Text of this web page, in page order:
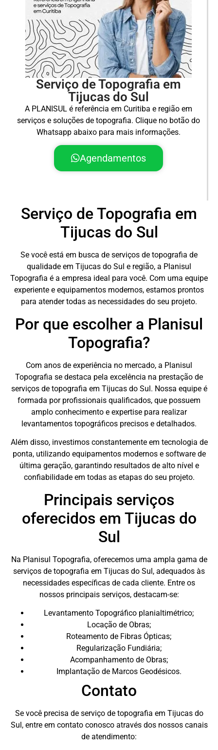
Serviço de Topografia em
Tijucas do Sul
A PLANISUL é referência em Curitiba e região em
serviços e soluções de topografia. Clique no botão do
Whatsapp abaixo para mais informações.
Agendamentos
Serviço de Topografia em
Tijucas do Sul
Se você está em busca de serviços de topografia de
qualidade em Tijucas do Sul e região, a Planisul
Topografia é a empresa ideal para você. Com uma equipe
experiente e equipamentos modernos, estamos prontos
para atender todas as necessidades do seu projeto.
Por que escolher a Planisul
Topografia?
Com anos de experiência no mercado, a Planisul
Topografia se destaca pela excelência na prestação de
serviços de topografia em Tijucas do Sul. Nossa equipe é
formada por profissionais qualificados, que possuem
amplo conhecimento e expertise para realizar
levantamentos topográficos precisos e detalhados.
Além disso, investimos constantemente em tecnologia de
ponta, utilizando equipamentos modernos e software de
última geração, garantindo resultados de alto nível e
confiabilidade em todas as etapas do seu projeto.
Principais serviços
oferecidos em Tijucas do
Sul
Na Planisul Topografia, oferecemos uma ampla gama de
serviços de topografia em Tijucas do Sul, adequados às
necessidades específicas de cada cliente. Entre os
nossos principais serviços, destacam-se:
Levantamento Topográfico planialtimétrico;
Locação de Obras;
Roteamento de Fibras Ópticas;
Regularização Fundiária;
Acompanhamento de Obras;
Implantação de Marcos Geodésicos.
Contato
Se você precisa de serviço de topografia em Tijucas do
Sul, entre em contato conosco através dos nossos canais
de atendimento: